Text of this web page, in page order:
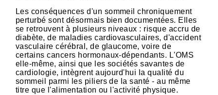
Les conséquences d'un sommeil chroniquement
perturbé sont désormais bien documentées. Elles
se retrouvent à plusieurs niveaux : risque accru de
diabète, de maladies cardiovasculaires, d'accident
vasculaire cérébral, de glaucome, voire de
certains cancers hormonaux-dépendants. L'OMS
elle-même, ainsi que les sociétés savantes de
cardiologie, intègrent aujourd'hui la qualité du
sommeil parmi les piliers de la santé - au même
titre que l'alimentation ou l'activité physique.